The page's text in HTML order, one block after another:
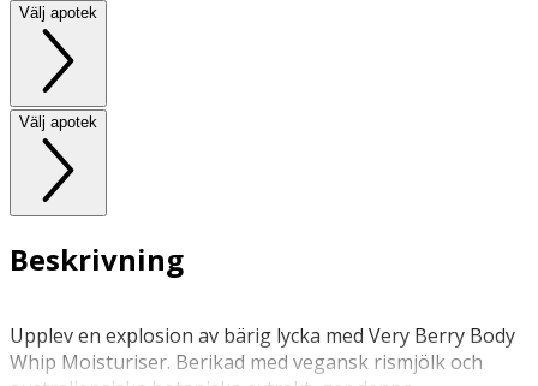
Välj apotek
Välj apotek
Beskrivning
Upplev en explosion av bärig lycka med Very Berry Body
Whip Moisturiser. Berikad med vegansk rismjölk och